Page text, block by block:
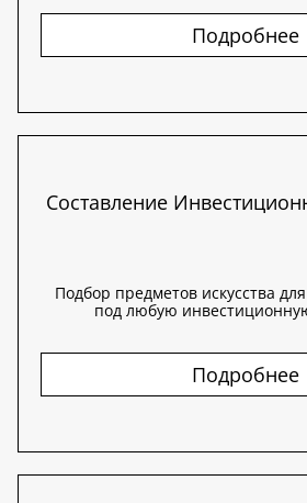
Подробнее
Составление
Подбор предметов искусства
под любую
Подробнее